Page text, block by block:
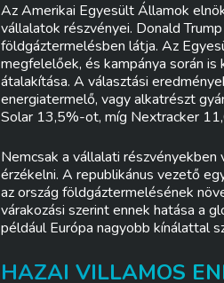
Az Amerikai Egyesült Államok
vállalatok részvényei. Donald
földgáztermelésben látja. Az
megfelelőek, és kampánya során
átalakítása. A választási
energiatermelő, vagy alkatrészt
Solar 13,5%-ot, míg Nextracker
Nemcsak a vállalati
érzékelni. A republikánus vezető
az ország földgáztermelésének
várakozási szerint ennek hatása a
például Európa nagyobb kínálattal
HAZAI VILLAMOS